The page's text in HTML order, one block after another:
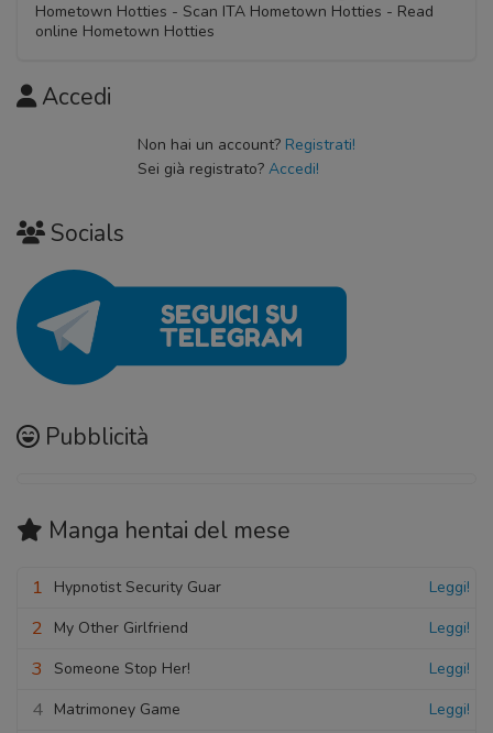
Hometown Hotties - Scan ITA Hometown Hotties - Read
online Hometown Hotties
Accedi
Non hai un account? Registrati!
Sei già registrato? Accedi!
Socials
Pubblicità
Manga hentai del mese
1 Hypnotist Security Guar Leggi!
2 My Other Girlfriend Leggi!
3 Someone Stop Her! Leggi!
4 Matrimoney Game Leggi!